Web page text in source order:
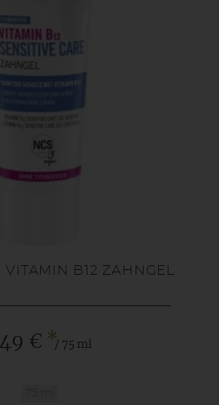
VITAMIN B12 ZAHNGEL
€ */ 75 ml